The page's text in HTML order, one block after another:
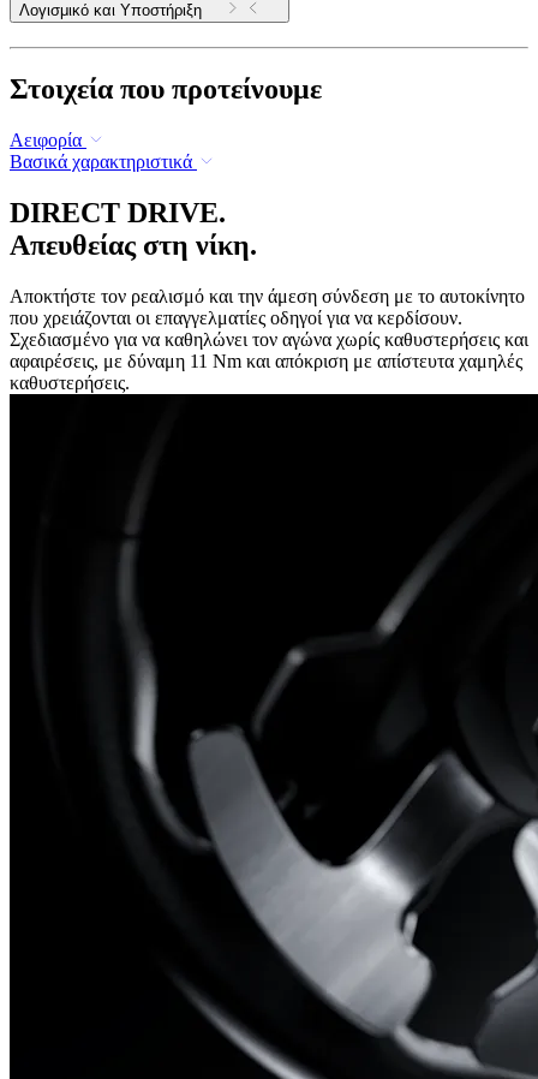
Λογισμικό και Υποστήριξη
Στοιχεία που προτείνουμε
Αειφορία
Βασικά χαρακτηριστικά
DIRECT DRIVE.
Απευθείας στη νίκη.
Αποκτήστε τον ρεαλισμό και την άμεση σύνδεση με το αυτοκίνητο
που χρειάζονται οι επαγγελματίες οδηγοί για να κερδίσουν.
Σχεδιασμένο για να καθηλώνει τον αγώνα χωρίς καθυστερήσεις και
αφαιρέσεις, με δύναμη 11 Nm και απόκριση με απίστευτα χαμηλές
καθυστερήσεις.